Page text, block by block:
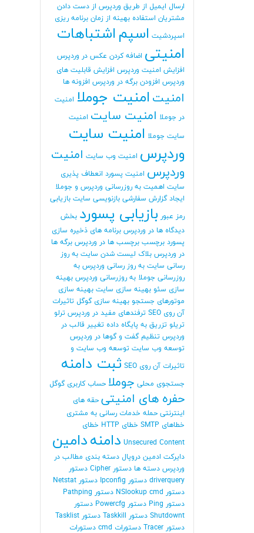
ارسال ایمیل از طریق وردپرس از دست دادن
مشتریان استفاده بهینه از زمان برنامه ریزی
اسپردشیت اسپم اشتباهات
امنیتی اضافه کردن عکس در وردپرس
افزایش امنیت وردپرس افزایش قابلیت های
وردپرس افزودن برگه در وردپرس افزونه ها
امنیت امنیت جوملا امنیت
در جوملا امنیت سایت امنیت
سایت جوملا امنیت سایت
وردپرس امنیت وب سایت امنیت
وردپرس امنیت پسورد انعطاف پذیری
سایت اهمیت به روزرسانی وردپرس و جوملا
ایجاد گزارش سفارشی بازنویسی سایت بازیابی
رمز عبور بازیابی پسورد بخش
دیدگاه ها در وردپرس برنامه های ذخیره سازی
پسورد برچسب برچسب ها در وردپرس برگه ها
در وردپرس بلاک لیست شدن سایت به روز
رسانی سایت به روز رسانی وردپرس به
روزرسانی جوملا به روزرسانی وردپرس بهینه
سازی سئو بهینه سازی سایت بهینه سازی
موتورهای جستجو بهینه سازی گوگل تاثیرات
آن روی SEO
ترفندهای مفید در وردپرس ترلو
تریلو تزریق به پایگاه داده تغییر قالب در
وردپرس تنظیم گفت و گوها در وردپرس
توسعه وب سایت توسعه وب سایت و
تاثیرات آن روی SEO
ثبت دامنه
جستجوی محلی جوملا حساب کاربری گوگل
حفره های امنیتی حقه های
اینترنتی حمله خدمات رسانی به مشتری
خطاهای SMTP
خطای HTTP
خطای
Unsecured Content دامنهدامین
دایرکت ادمین دروپال دسته بندی مطالب در
وردپرس دسته ها دستور Cipher
دستور
driverquery دستور Ipconfig
دستور Netstat
دستور NSlookup cmd
دستور Pathping
دستور Ping
دستور Powercfg
دستور
Shutdownt دستور Taskkill
دستور Tasklist
دستور Tracer
دستورات cmd دستورات